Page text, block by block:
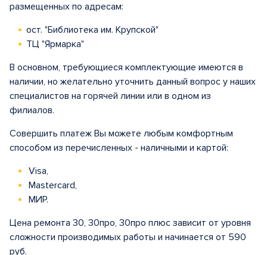
размещенных по адресам:
ост. "Библиотека им. Крупской"
ТЦ "Ярмарка"
В основном, требующиеся комплектующие имеются в
наличии, но желательно уточнить данный вопрос у наших
специалистов на горячей линии или в одном из
филиалов.
Совершить платеж Вы можете любым комфортным
способом из перечисленных - наличными и картой:
Visa,
Mastercard,
МИР.
Цена ремонта 30, 30про, 30про плюс зависит от уровня
сложности производимых работы и начинается от 590
руб.